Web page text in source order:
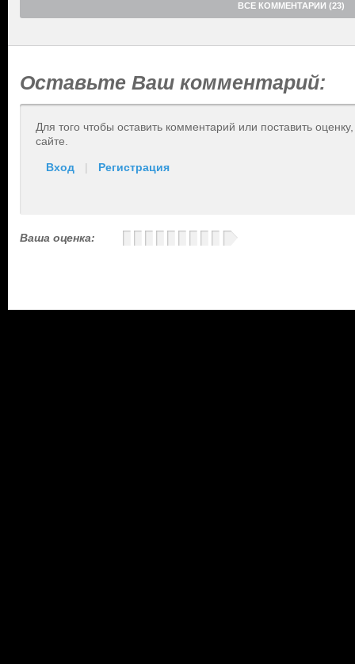
ВСЕ КОММЕНТАРИИ (23)
Оставьте Ваш комментарий:
Для того чтобы оставить комментарий или поставить
сайте.
Вход | Регистрация
Ваша оценка: